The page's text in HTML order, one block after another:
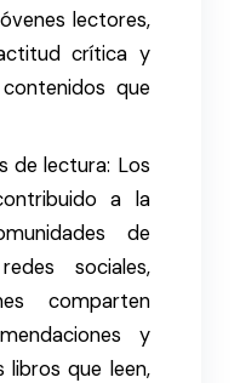
lectores,
crítica y
que
de lectura: Los
a la
de
sociales,
comparten
y
libros que leen,